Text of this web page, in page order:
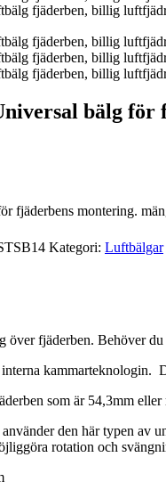
bälg för
fjäderbens montering.
Kategori: Luftbälgar
fjäderben. Behöver
kammarteknologin.
som är 54,3mm
den här typen av
rotation och